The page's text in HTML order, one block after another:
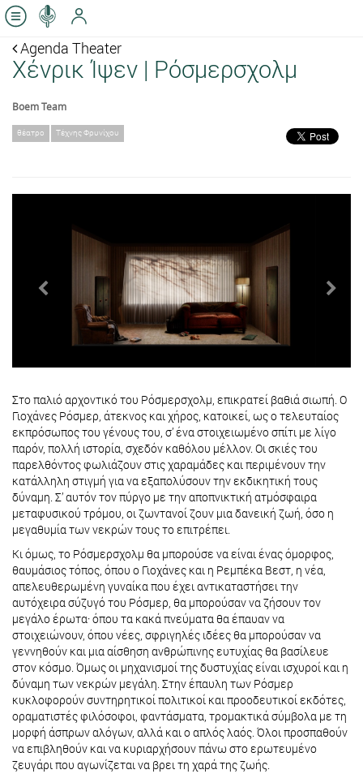
Agenda Theater
Χένρικ Ίψεν | Ρόσμερσχολμ
Boem Team
θέατρο Τέχνης Φρυνίχου
Στο παλιό αρχοντικό του Ρόσμερσχολμ, επικρατεί βαθιά σιωπή. Ο
Γιοχάνες Ρόσμερ, άτεκνος και χήρος, κατοικεί, ως ο τελευταίος
εκπρόσωπος του γένους του, σ’ ένα στοιχειωμένο σπίτι με λίγo
παρόν, πολλή ιστορία, σχεδόν καθόλου μέλλον. Οι σκιές του
παρελθόντος φωλιάζουν στις χαραμάδες και περιμένουν την
κατάλληλη στιγμή για να εξαπολύσουν την εκδικητική τους
δύναμη. Σ’ αυτόν τον πύργο με την αποπνικτική ατμόσφαιρα
μεταφυσικού τρόμου, οι ζωντανοί ζουν μια δανεική ζωή, όσο η
μεγαθυμία των νεκρών τους το επιτρέπει.
Κι όμως, το Ρόσμερσχολμ θα μπορούσε να είναι ένας όμορφος,
θαυμάσιος τόπος, όπου ο Γιοχάνες και η Ρεμπέκα Βεστ, η νέα,
απελευθερωμένη γυναίκα που έχει αντικαταστήσει την
αυτόχειρα σύζυγό του Ρόσμερ, θα μπορούσαν να ζήσουν τον
μεγάλο έρωτα· όπου τα κακά πνεύματα θα έπαυαν να
στοιχειώνουν, όπου νέες, σφριγηλές ιδέες θα μπορούσαν να
γεννηθούν και μια αίσθηση ανθρώπινης ευτυχίας θα βασίλευε
στον κόσμο. Όμως οι μηχανισμοί της δυστυχίας είναι ισχυροί και η
δύναμη των νεκρών μεγάλη. Στην έπαυλη των Ρόσμερ
κυκλοφορούν συντηρητικοί πολιτικοί και προοδευτικοί εκδότες,
οραματιστές φιλόσοφοι, φαντάσματα, τρομακτικά σύμβολα με τη
μορφή άσπρων αλόγων, αλλά και ο απλός λαός. Όλοι προσπαθούν
να επιβληθούν και να κυριαρχήσουν πάνω στο ερωτευμένο
ζευγάρι που αγωνίζεται να βρει τη χαρά της ζωής.